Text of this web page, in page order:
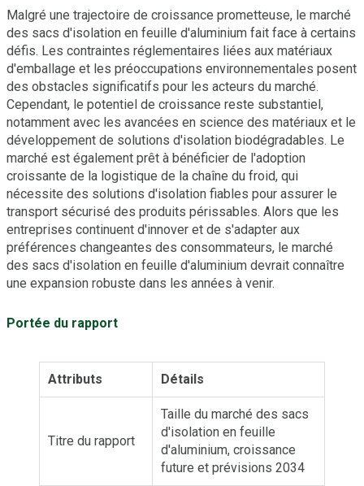
Malgré une trajectoire de croissance prometteuse, le marché
des sacs d'isolation en feuille d'aluminium fait face à certains
défis. Les contraintes réglementaires liées aux matériaux
d'emballage et les préoccupations environnementales posent
des obstacles significatifs pour les acteurs du marché.
Cependant, le potentiel de croissance reste substantiel,
notamment avec les avancées en science des matériaux et le
développement de solutions d'isolation biodégradables. Le
marché est également prêt à bénéficier de l'adoption
croissante de la logistique de la chaîne du froid, qui
nécessite des solutions d'isolation fiables pour assurer le
transport sécurisé des produits périssables. Alors que les
entreprises continuent d'innover et de s'adapter aux
préférences changeantes des consommateurs, le marché
des sacs d'isolation en feuille d'aluminium devrait connaître
une expansion robuste dans les années à venir.
Portée du rapport
Attributs Détails
Titre du rapport
Taille du marché des sacs
d'isolation en feuille
d'aluminium, croissance
future et prévisions 2034